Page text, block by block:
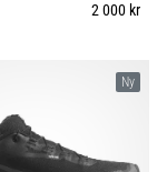
2 000 kr
Ny